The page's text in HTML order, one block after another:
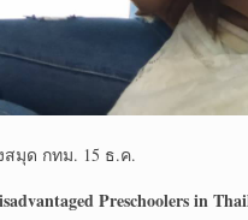
สมุด กทม. 15 ธ.ค.
Preschoolers in